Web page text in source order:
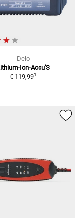
Delo
Ion-Accu'S
€ 119,991